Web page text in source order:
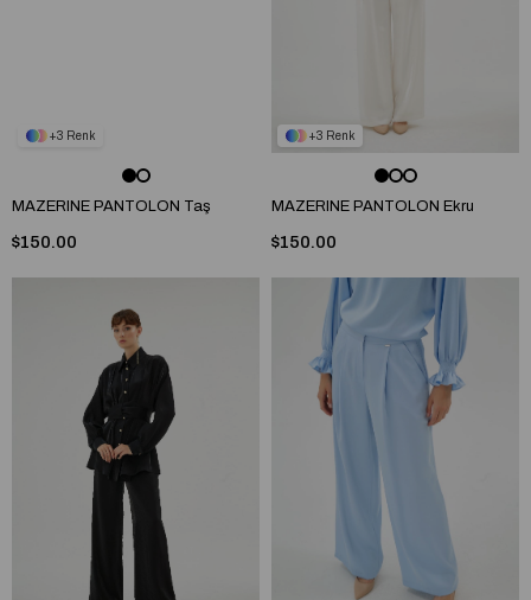
3
MAZERINE PANTOLON Taş
$150.00
3
MAZERINE PANTOLON Ekru
$150.00